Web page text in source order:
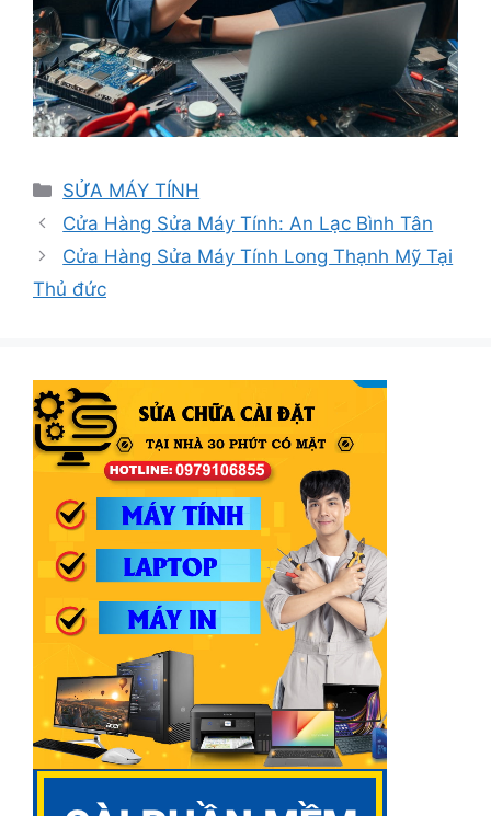
Danh
mục
SỬA MÁY TÍNH
Cửa Hàng Sửa Máy Tính: An Lạc Bình Tân
Cửa Hàng Sửa Máy Tính Long Thạnh Mỹ Tại
Thủ đức